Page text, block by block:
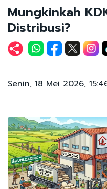
Mungkinkah
Distribusi?
Senin, 18 Mei 2026,